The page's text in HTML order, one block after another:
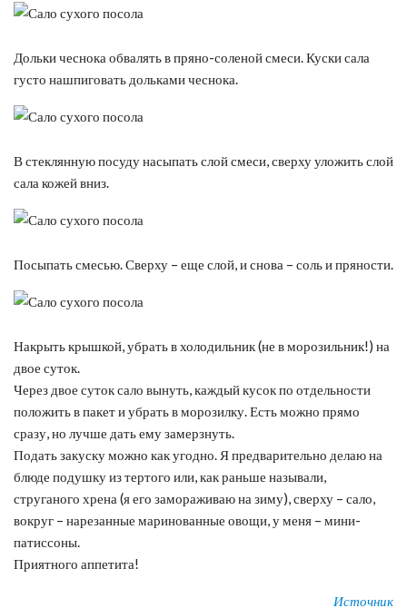
Дольки чеснока обвалять в пряно-соленой смеси. Куски сала
густо нашпиговать дольками чеснока.
В стеклянную посуду насыпать слой смеси, сверху уложить слой
сала кожей вниз.
Посыпать смесью. Сверху – еще слой, и снова – соль и пряности.
Накрыть крышкой, убрать в холодильник (не в морозильник!) на
двое суток.
Через двое суток сало вынуть, каждый кусок по отдельности
положить в пакет и убрать в морозилку. Есть можно прямо
сразу, но лучше дать ему замерзнуть.
Подать закуску можно как угодно. Я предварительно делаю на
блюде подушку из тертого или, как раньше называли,
струганого хрена (я его замораживаю на зиму), сверху – сало,
вокруг – нарезанные маринованные овощи, у меня – мини-
патиссоны.
Приятного аппетита!
Источник